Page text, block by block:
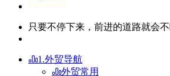
只要不停下来，前进的道路就会不
1.外贸导航
外贸常用